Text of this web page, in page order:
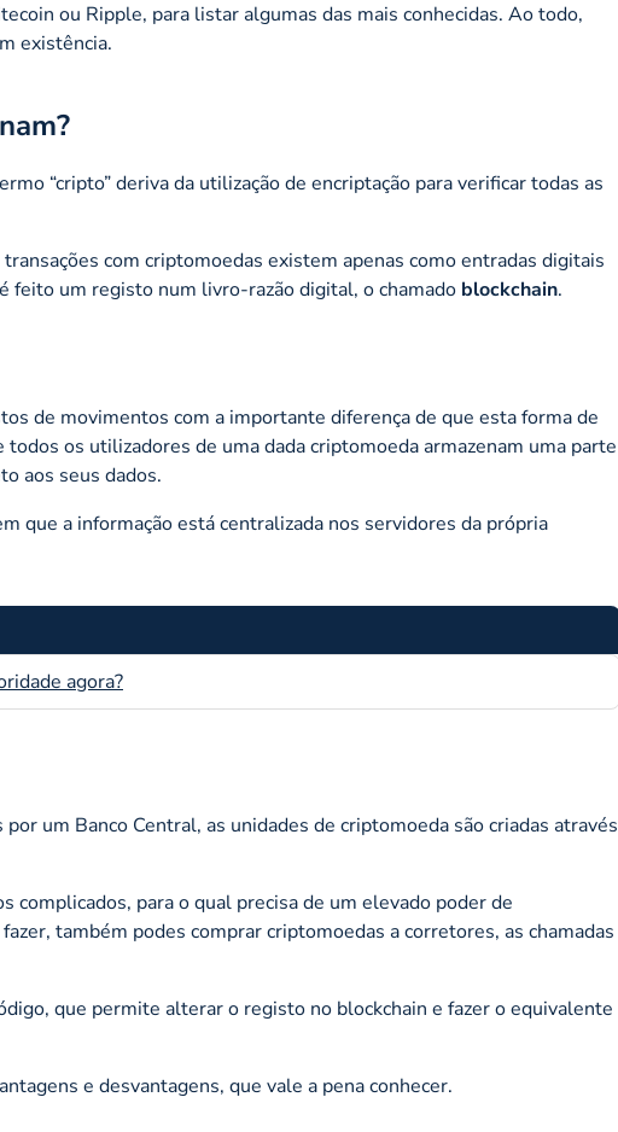
ou Ripple, para listar algumas das mais conhecidas. Ao todo,
existência.
“cripto” deriva da utilização de encriptação para verificar todas as
com criptomoedas existem apenas como entradas digitais
feito um registo num livro-razão digital, o chamado blockchain.
de movimentos com a importante diferença de que esta forma de
os utilizadores de uma dada criptomoeda armazenam uma parte
aos seus dados.
que a informação está centralizada nos servidores da própria
agora?
um Banco Central, as unidades de criptomoeda são criadas através
para o qual precisa de um elevado poder de
também podes comprar criptomoedas a corretores, as chamadas
que permite alterar o registo no blockchain e fazer o equivalente
e desvantagens, que vale a pena conhecer.